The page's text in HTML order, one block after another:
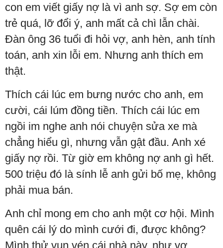
con em viết giấy nợ là vì anh sợ. Sợ em còn
trẻ quá, lỡ đổi ý, anh mất cả chì lẫn chài.
Đàn ông 36 tuổi đi hỏi vợ, anh hèn, anh tính
toán, anh xin lỗi em. Nhưng anh thích em
thật.
Thích cái lúc em bưng nước cho anh, em
cười, cái lúm đồng tiền. Thích cái lúc em
ngồi im nghe anh nói chuyện sửa xe mà
chẳng hiểu gì, nhưng vẫn gật đầu. Anh xé
giấy nợ rồi. Từ giờ em không nợ anh gì hết.
500 triệu đó là sính lễ anh gửi bố mẹ, không
phải mua bán.
Anh chỉ mong em cho anh một cơ hội. Mình
quên cái lý do mình cưới đi, được không?
Mình thử vun vén cái nhà này, như vợ